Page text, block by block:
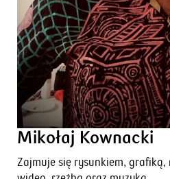
Mikołaj Kownacki
Zajmuje się rysunkiem,